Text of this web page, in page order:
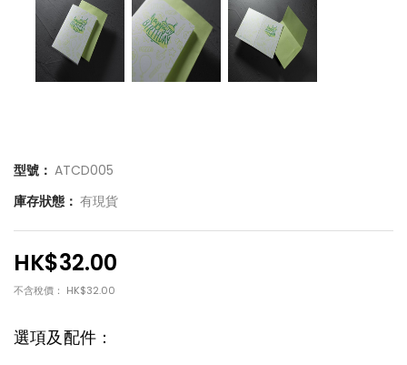
型號： ATCD005
庫存狀態： 有現貨
HK$32.00
不含稅價： HK$32.00
選項及配件：